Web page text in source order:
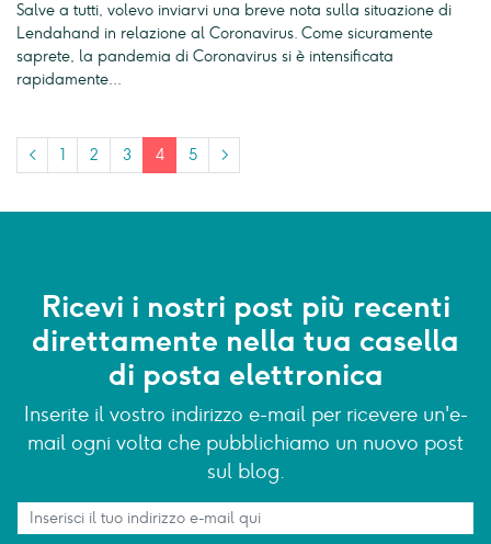
Salve a tutti, volevo inviarvi una breve nota sulla situazione di
Lendahand in relazione al Coronavirus. Come sicuramente
saprete, la pandemia di Coronavirus si è intensificata
rapidamente...
< 1 2 3 4 5 >
Ricevi i nostri post più recenti
direttamente nella tua casella
di posta elettronica
Inserite il vostro indirizzo e-mail per ricevere un'e-
mail ogni volta che pubblichiamo un nuovo post
sul blog.